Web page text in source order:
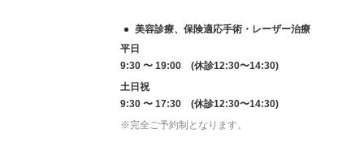
美容診療、保険適応手術・レーザー治療
平日
9:30 〜 19:00 (休診12:30〜14:30)
土日祝
9:30 〜 17:30 (休診12:30〜14:30)
※完全ご予約制となります。